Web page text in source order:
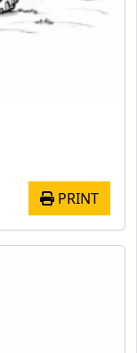
PRINT